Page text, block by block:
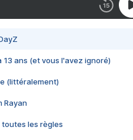
13 ans (et vous l'avez ignoré)
(littéralement)
Rayan
toutes les règles